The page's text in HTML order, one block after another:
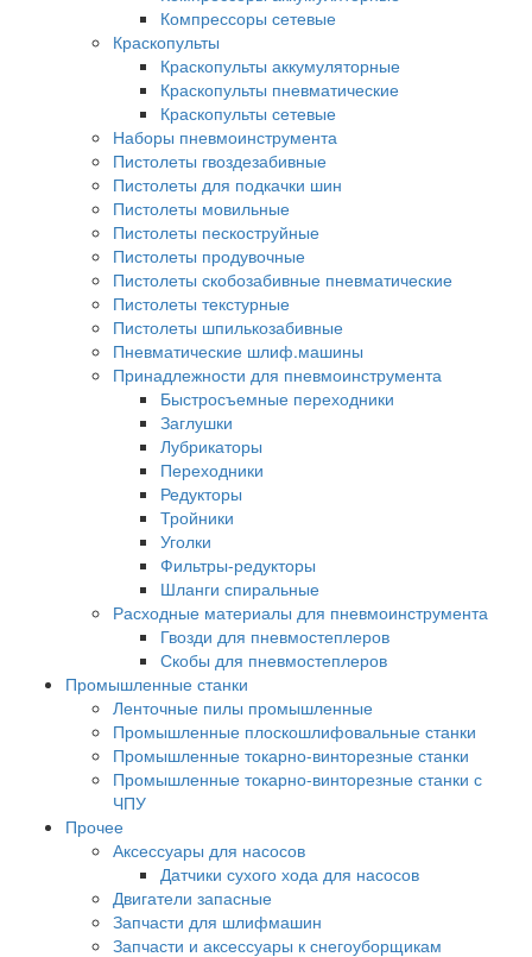
Компрессоры сетевые
Краскопульты
Краскопульты аккумуляторные
Краскопульты пневматические
Краскопульты сетевые
Наборы пневмоинструмента
Пистолеты гвоздезабивные
Пистолеты для подкачки шин
Пистолеты мовильные
Пистолеты пескоструйные
Пистолеты продувочные
Пистолеты скобозабивные пневматические
Пистолеты текстурные
Пистолеты шпилькозабивные
Пневматические шлиф.машины
Принадлежности для пневмоинструмента
Быстросъемные переходники
Заглушки
Лубрикаторы
Переходники
Редукторы
Тройники
Уголки
Фильтры-редукторы
Шланги спиральные
Расходные материалы для пневмоинструмента
Гвозди для пневмостеплеров
Скобы для пневмостеплеров
Промышленные станки
Ленточные пилы промышленные
Промышленные плоскошлифовальные станки
Промышленные токарно-винторезные станки
Промышленные токарно-винторезные станки с
ЧПУ
Прочее
Аксессуары для насосов
Датчики сухого хода для насосов
Двигатели запасные
Запчасти для шлифмашин
Запчасти и аксессуары к снегоуборщикам